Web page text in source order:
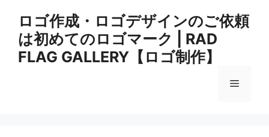
ロゴ作成・ロゴデザインのご依頼
は初めてのロゴマーク | RAD
FLAG GALLERY【ロゴ制作】
メ